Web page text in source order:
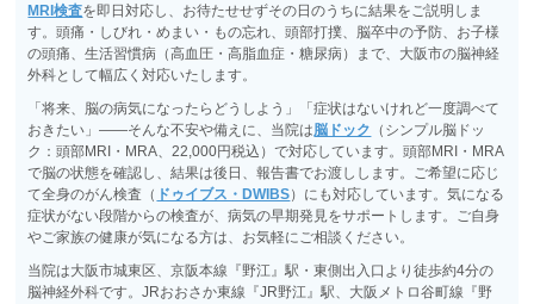
MRI検査を即日対応し、お待たせせずその日のうちに結果をご説明しま
す。頭痛・しびれ・めまい・もの忘れ、頭部打撲、脳卒中の予防、お子様
の頭痛、生活習慣病（高血圧・高脂血症・糖尿病）まで、大阪市の脳神経
外科として幅広く対応いたします。
「将来、脳の病気になったらどうしよう」「症状はないけれど一度調べて
おきたい」――そんな不安や備えに、当院は脳ドック （シンプル脳ドッ
ク：頭部MRI・MRA、22,000円税込）で対応しています。頭部MRI・MRA
で脳の状態を確認し、結果は後日、報告書でお渡しします。ご希望に応じ
て全身のがん検査（ ドゥイブス・DWIBS）にも対応しています。気になる
症状がない段階からの検査が、病気の早期発見をサポートします。ご自身
やご家族の健康が気になる方は、お気軽にご相談ください。
当院は大阪市城東区、京阪本線『野江』駅・東側出入口より徒歩約4分の
脳神経外科です。JRおおさか東線『JR野江』駅、大阪メトロ谷町線『野